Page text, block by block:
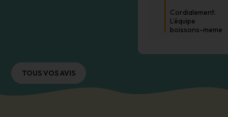
Cordialement.
L’équipe
boissons-meme
TOUS VOS AVIS